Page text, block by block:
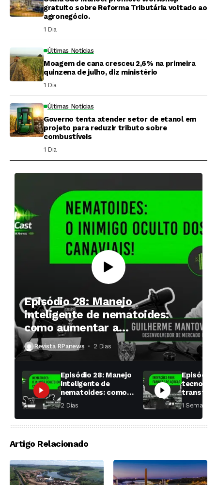
gratuito sobre Reforma Tributária voltado ao
agronegócio.
1 Dia ⁮
Últimas Notícias
Moagem de cana cresceu 2,6% na primeira
quinzena de julho, diz ministério
1 Dia ⁮
Últimas Notícias
Governo tenta atender setor de etanol em
projeto para reduzir tributo sobre
combustíveis
1 Dia ⁮
Episódio 28: Manejo
inteligente de nematoides:
como aumentar a
produtividade das soqueiras?
Revista RPanews 2 Dias ⁮
Episódio 28: Manejo
inteligente de
nematoides: como
aumentar a
produtividade das
soqueiras?
2 Dias ⁮
Episódio
fábricas
1 Semana ⁮
Artigo Relacionado